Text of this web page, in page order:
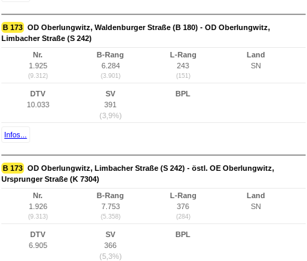
B 173 OD Oberlungwitz, Waldenburger Straße (B 180) - OD Oberlungwitz,
Limbacher Straße (S 242)
Nr.
1.925
(9.312)
B-Rang
6.284
(3.901)
L-Rang
243
(151)
Land
SN
DTV
10.033
SV
391
(3,9%)
BPL
Infos...
B 173 OD Oberlungwitz, Limbacher Straße (S 242) - östl. OE Oberlungwitz,
Ursprunger Straße (K 7304)
Nr.
1.926
(9.313)
B-Rang
7.753
(5.358)
L-Rang
376
(284)
Land
SN
DTV
6.905
SV
366
(5,3%)
BPL